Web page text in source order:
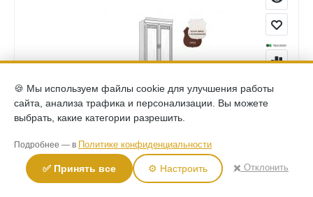
Шкаф комбинированный Оскар ММ-218-320 белая эмаль
133,690 Р
🍪 Мы используем файлы cookie для улучшения работы
сайта, анализа трафика и персонализации. Вы можете
выбрать, какие категории разрешить.
Подробнее — в Политике конфиденциальности
✅ Принять все ⚙️ Настроить ✖️ Отклонить